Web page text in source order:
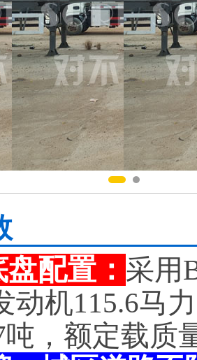
配置： 采用
动机115.6马
吨，额定载质